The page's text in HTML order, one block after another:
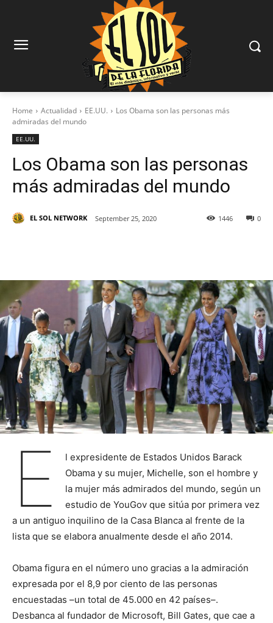
Home Actualidad EE.UU.
Los Obama son las personas más
admiradas del mundo
EE.UU.
Los Obama son las personas
más admiradas del mundo
EL SOL NETWORK September 25, 2020 0
1446
E
l expresidente de Estados Unidos Barack
Obama y su mujer, Michelle, son el hombre y
la mujer más admirados del mundo, según un
estudio de YouGov que sitúa por primera vez
a un antiguo inquilino de la Casa Blanca al frente de la
lista que se elabora anualmente desde el año 2014.
Obama figura en el número uno gracias a la admiración
expresada por el 8,9 por ciento de las personas
encuestadas –un total de 45.000 en 42 países–.
Desbanca al fundador de Microsoft, Bill Gates, que cae a